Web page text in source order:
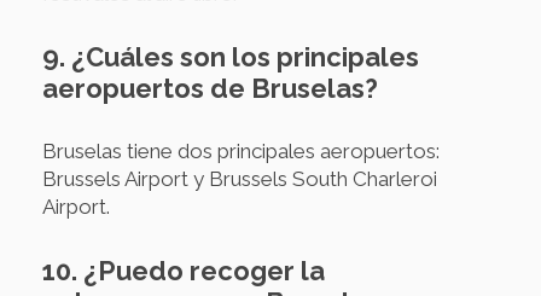
9. ¿Cuáles son los principales
aeropuertos de Bruselas?
Bruselas tiene dos principales aeropuertos:
Brussels Airport y Brussels South Charleroi
Airport.
10. ¿Puedo recoger la